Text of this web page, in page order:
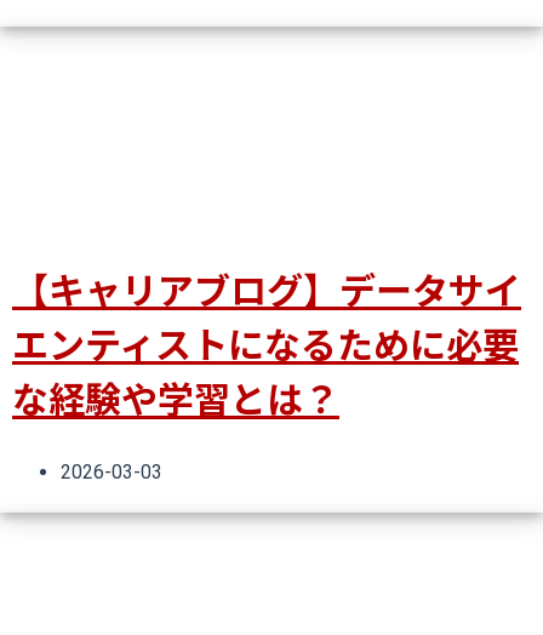
【キャリアブログ】データサイ
エンティストになるために必要
な経験や学習とは？
2026-03-03